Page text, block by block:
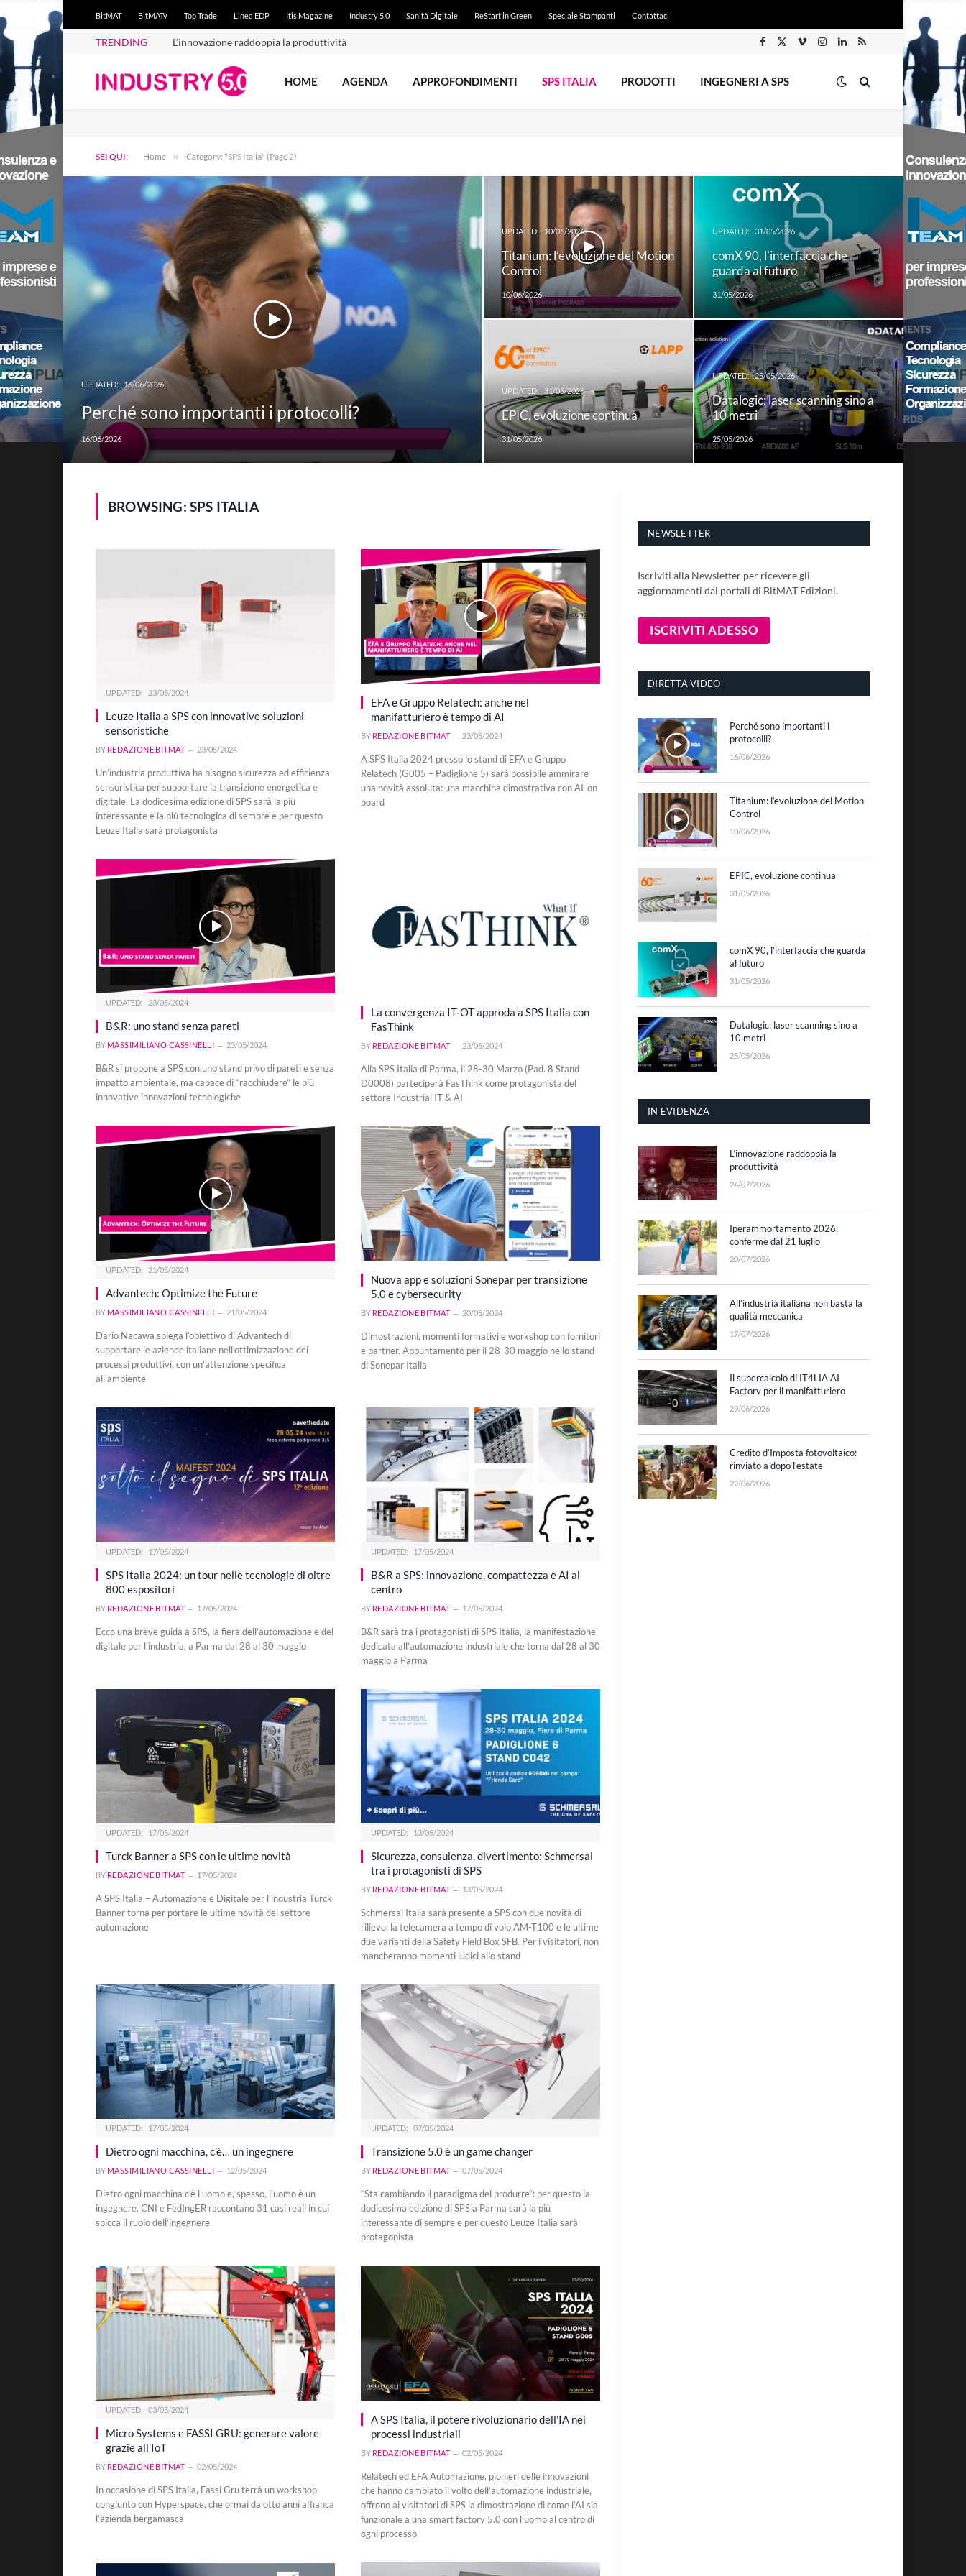
BitMAT BitMATv Top Trade Linea EDP Itis Magazine Industry 5.0 Sanità Digitale ReStart in Green Speciale Stampanti Contattaci
TRENDING Iperammortamento 2026: conferme dal 21 luglio
Facebook
X
VimeoInstagram
LinkedIn
RSS
HOME AGENDA APPROFONDIMENTI SPS ITALIA PRODOTTI INGEGNERI A SPS
SEI QUI: Home » Category: "SPS Italia" (Page 2)
UPDATED: 16/06/2026
Perché sono importanti i protocolli?
16/06/2026
UPDATED: 10/06/2026
Titanium: l’evoluzione del Motion
Control
10/06/2026
UPDATED: 31/05/2026
EPIC, evoluzione continua
31/05/2026
UPDATED: 31/05/2026
comX 90, l’interfaccia che
guarda al futuro
31/05/2026
UPDATED: 25/05/2026
Datalogic: laser scanning sino a
10 metri
25/05/2026
BROWSING: SPS ITALIA
UPDATED: 23/05/2024
Leuze Italia a SPS con innovative soluzioni
sensoristiche
BY REDAZIONE BITMAT 23/05/2024
Un’industria produttiva ha bisogno sicurezza ed efficienza
sensoristica per supportare la transizione energetica e
digitale. La dodicesima edizione di SPS sarà la più
interessante e la più tecnologica di sempre e per questo
Leuze Italia sarà protagonista
EFA e Gruppo Relatech: anche nel
manifatturiero è tempo di AI
BY REDAZIONE BITMAT 23/05/2024
A SPS Italia 2024 presso lo stand di EFA e Gruppo
Relatech (G005 – Padiglione 5) sarà possibile ammirare
una novità assoluta: una macchina dimostrativa con AI-on
board
UPDATED: 23/05/2024
B&R: uno stand senza pareti
BY MASSIMILIANO CASSINELLI 23/05/2024
B&R si propone a SPS con uno stand privo di pareti e senza
impatto ambientale, ma capace di “racchiudere” le più
innovative innovazioni tecnologiche
La convergenza IT-OT approda a SPS Italia con
FasThink
BY REDAZIONE BITMAT 23/05/2024
Alla SPS Italia di Parma, il 28-30 Marzo (Pad. 8 Stand
D0008) parteciperà FasThink come protagonista del
settore Industrial IT & AI
UPDATED: 21/05/2024
Advantech: Optimize the Future
BY MASSIMILIANO CASSINELLI 21/05/2024
Dario Nacawa spiega l’obiettivo di Advantech di
supportare le aziende italiane nell’ottimizzazione dei
processi produttivi, con un’attenzione specifica
all’ambiente
Nuova app e soluzioni Sonepar per transizione
5.0 e cybersecurity
BY REDAZIONE BITMAT 20/05/2024
Dimostrazioni, momenti formativi e workshop con fornitori
e partner. Appuntamento per il 28-30 maggio nello stand
di Sonepar Italia
UPDATED: 17/05/2024
SPS Italia 2024: un tour nelle tecnologie di oltre
800 espositori
BY REDAZIONE BITMAT 17/05/2024
Ecco una breve guida a SPS, la fiera dell’automazione e del
digitale per l’industria, a Parma dal 28 al 30 maggio
UPDATED: 17/05/2024
B&R a SPS: innovazione, compattezza e AI al
centro
BY REDAZIONE BITMAT 17/05/2024
B&R sarà tra i protagonisti di SPS Italia, la manifestazione
dedicata all’automazione industriale che torna dal 28 al 30
maggio a Parma
UPDATED: 17/05/2024
Turck Banner a SPS con le ultime novità
BY REDAZIONE BITMAT 17/05/2024
A SPS Italia – Automazione e Digitale per l’industria Turck
Banner torna per portare le ultime novità del settore
automazione
UPDATED: 13/05/2024
Sicurezza, consulenza, divertimento: Schmersal
tra i protagonisti di SPS
BY REDAZIONE BITMAT 13/05/2024
Schmersal Italia sarà presente a SPS con due novità di
rilievo: la telecamera a tempo di volo AM-T100 e le ultime
due varianti della Safety Field Box SFB. Per i visitatori, non
mancheranno momenti ludici allo stand
UPDATED: 17/05/2024
Dietro ogni macchina, c’è… un ingegnere
BY MASSIMILIANO CASSINELLI 12/05/2024
Dietro ogni macchina c’è l’uomo e, spesso, l’uomo è un
ingegnere. CNI e FedIngER raccontano 31 casi reali in cui
spicca il ruolo dell’ingegnere
UPDATED: 07/05/2024
Transizione 5.0 è un game changer
BY REDAZIONE BITMAT 07/05/2024
“Sta cambiando il paradigma del produrre”: per questo la
dodicesima edizione di SPS a Parma sarà la più
interessante di sempre e per questo Leuze Italia sarà
protagonista
UPDATED: 03/05/2024
Micro Systems e FASSI GRU: generare valore
grazie all’IoT
BY REDAZIONE BITMAT 02/05/2024
In occasione di SPS Italia, Fassi Gru terrà un workshop
congiunto con Hyperspace, che ormai da otto anni affianca
l’azienda bergamasca
A SPS Italia, il potere rivoluzionario dell’IA nei
processi industriali
BY REDAZIONE BITMAT 02/05/2024
Relatech ed EFA Automazione, pionieri delle innovazioni
che hanno cambiato il volto dell’automazione industriale,
offrono ai visitatori di SPS la dimostrazione di come l’AI sia
funzionale a una smart factory 5.0 con l’uomo al centro di
ogni processo
NEWSLETTER
Iscriviti alla Newsletter per ricevere gli
aggiornamenti dai portali di BitMAT Edizioni.
DIRETTA VIDEO
Perché sono importanti i
protocolli?
16/06/2026
Titanium: l’evoluzione del Motion
Control
10/06/2026
EPIC, evoluzione continua
31/05/2026
comX 90, l’interfaccia che guarda
al futuro
31/05/2026
Datalogic: laser scanning sino a
10 metri
25/05/2026
IN EVIDENZA
L’innovazione raddoppia la
produttività
24/07/2026
Iperammortamento 2026:
conferme dal 21 luglio
20/07/2026
All’industria italiana non basta la
qualità meccanica
17/07/2026
Il supercalcolo di IT4LIA AI
Factory per il manifatturiero
29/06/2026
Credito d’Imposta fotovoltaico:
rinviato a dopo l’estate
22/06/2026